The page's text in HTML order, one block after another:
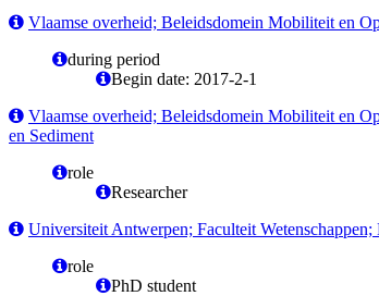
Vlaamse overheid; Beleidsdomein Mobiliteit en
during period
Begin date: 2017-2-1
Vlaamse overheid; Beleidsdomein Mobiliteit en
en Sediment
role
Researcher
Universiteit Antwerpen; Faculteit
role
PhD student